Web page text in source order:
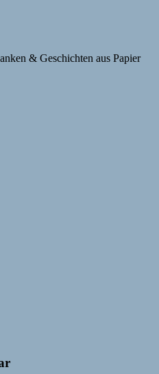
& Geschichten aus Papier